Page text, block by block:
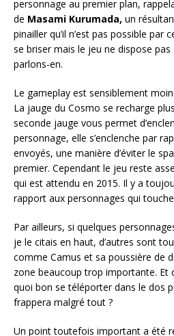
personnage au premier plan,
de Masami Kurumada, un
pinailler qu’il n’est pas possible par
se briser mais le jeu ne dispose pas
parlons-en.
Le gameplay est sensiblement
La jauge du Cosmo se recharge
seconde jauge vous permet
personnage, elle s’enclenche par
envoyés, une manière d’éviter le
premier. Cependant le jeu reste
qui est attendu en 2015. Il y a
rapport aux personnages qui
Par ailleurs, si quelques
je le citais en haut, d’autres sont
comme Camus et sa poussière de
zone beaucoup trop importante. Et
quoi bon se téléporter dans le dos
frappera malgré tout ?
Un point toutefois important a été